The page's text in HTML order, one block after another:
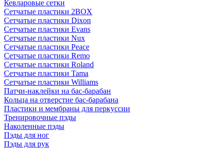
Кевларовые сетки
Сетчатые пластики 2BOX
Сетчатые пластики Dixon
Сетчатые пластики Evans
Сетчатые пластики Nux
Сетчатые пластики Peace
Сетчатые пластики Remo
Сетчатые пластики Roland
Сетчатые пластики Tama
Сетчатые пластики Williams
Патчи-наклейки на бас-барабан
Кольца на отверстие бас-барабана
Пластики и мембраны для перкуссии
Тренировочные пэды
Наколенные пэды
Пэды для ног
Пэды для рук